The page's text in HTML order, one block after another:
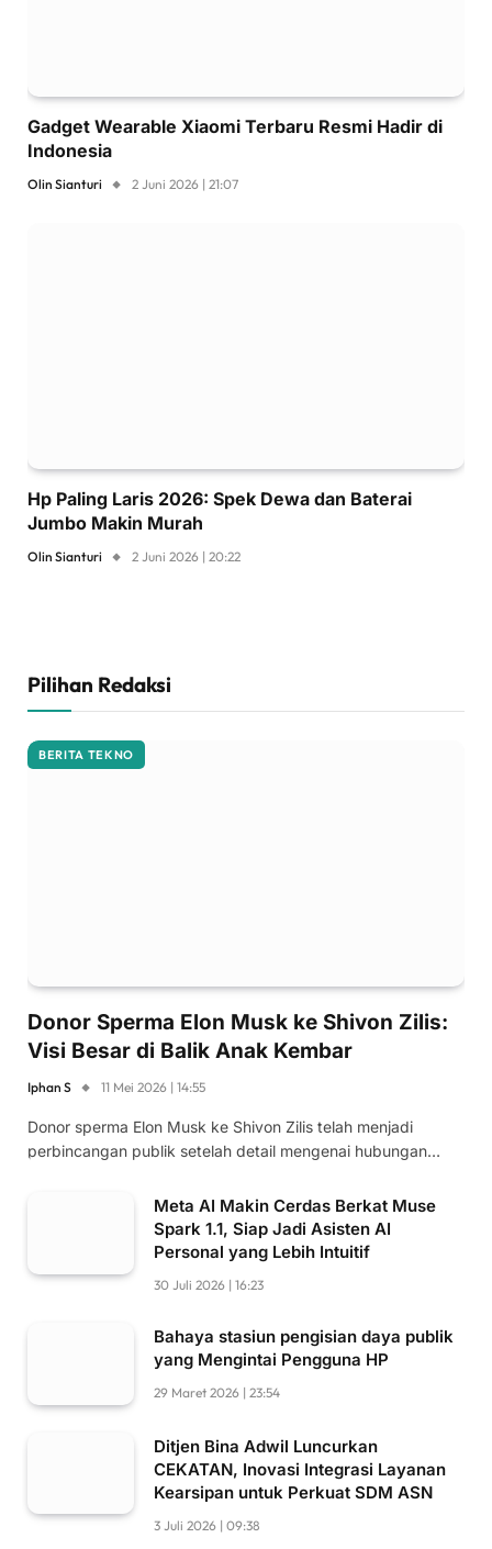
Gadget Wearable Xiaomi Terbaru Resmi Hadir di
Indonesia
Olin Sianturi 2 Juni 2026 | 21:07
Hp Paling Laris 2026: Spek Dewa dan Baterai
Jumbo Makin Murah
Olin Sianturi 2 Juni 2026 | 20:22
Pilihan Redaksi
BERITA TEKNO
Donor Sperma Elon Musk ke Shivon Zilis:
Visi Besar di Balik Anak Kembar
Iphan S 11 Mei 2026 | 14:55
Donor sperma Elon Musk ke Shivon Zilis telah menjadi
perbincangan publik setelah detail mengenai hubungan…
Meta AI Makin Cerdas Berkat Muse
Spark 1.1, Siap Jadi Asisten AI
Personal yang Lebih Intuitif
30 Juli 2026 | 16:23
Bahaya stasiun pengisian daya publik
yang Mengintai Pengguna HP
29 Maret 2026 | 23:54
Ditjen Bina Adwil Luncurkan
CEKATAN, Inovasi Integrasi Layanan
Kearsipan untuk Perkuat SDM ASN
3 Juli 2026 | 09:38